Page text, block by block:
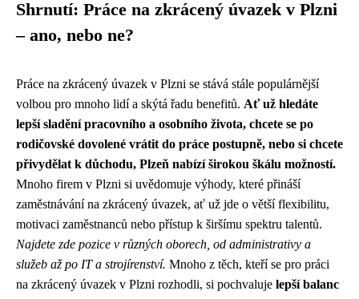
Shrnutí: Práce na zkrácený úvazek v Plzni
– ano, nebo ne?
Práce na zkrácený úvazek v Plzni se stává stále populárnější
volbou pro mnoho lidí a skýtá řadu benefitů. Ať už hledáte
lepší sladění pracovního a osobního života, chcete se po
rodičovské dovolené vrátit do práce postupně, nebo si chcete
přivydělat k důchodu, Plzeň nabízí širokou škálu možností.
Mnoho firem v Plzni si uvědomuje výhody, které přináší
zaměstnávání na zkrácený úvazek, ať už jde o větší flexibilitu,
motivaci zaměstnanců nebo přístup k širšímu spektru talentů.
Najdete zde pozice v různých oborech, od administrativy a
služeb až po IT a strojírenství. Mnoho z těch, kteří se pro práci
na zkrácený úvazek v Plzni rozhodli, si pochvaluje lepší balanc